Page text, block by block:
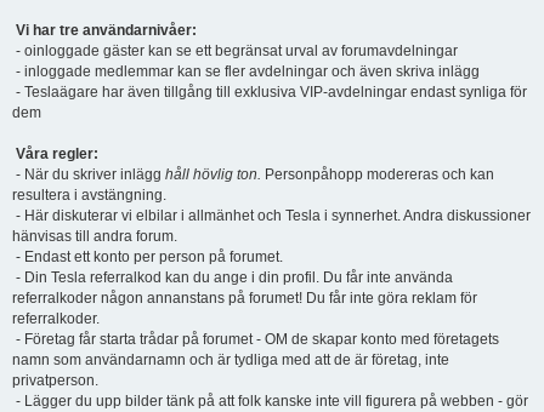
Vi har tre användarnivåer:
- oinloggade gäster kan se ett begränsat urval av forumavdelningar
- inloggade medlemmar kan se fler avdelningar och även skriva inlägg
- Teslaägare har även tillgång till exklusiva VIP-avdelningar endast synliga för
dem
Våra regler:
- När du skriver inlägg håll hövlig ton. Personpåhopp modereras och kan
resultera i avstängning.
- Här diskuterar vi elbilar i allmänhet och Tesla i synnerhet. Andra diskussioner
hänvisas till andra forum.
- Endast ett konto per person på forumet.
- Din Tesla referralkod kan du ange i din profil. Du får inte använda
referralkoder någon annanstans på forumet! Du får inte göra reklam för
referralkoder.
- Företag får starta trådar på forumet - OM de skapar konto med företagets
namn som användarnamn och är tydliga med att de är företag, inte
privatperson.
- Lägger du upp bilder tänk på att folk kanske inte vill figurera på webben - gör